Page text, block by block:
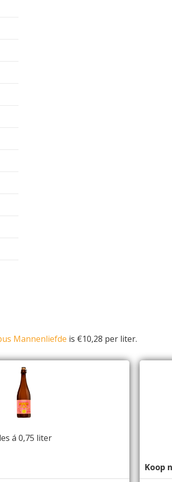
Mannenliefde is €10,28 per liter.
á 0,75 liter
Koop